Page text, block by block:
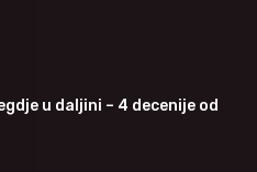
u daljini – 4 decenije od